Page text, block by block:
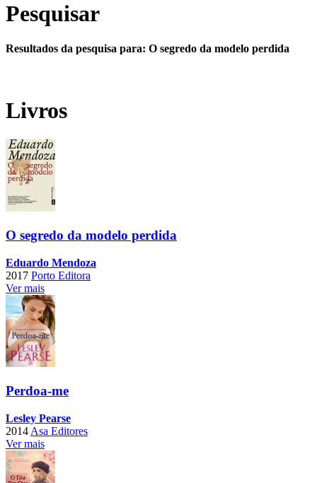
Pesquisar
Resultados da pesquisa para: O segredo da modelo perdida
Livros
O segredo da modelo perdida
Eduardo Mendoza
2017 Porto Editora
Ver mais
Perdoa-me
Lesley Pearse
2014 Asa Editores
Ver mais